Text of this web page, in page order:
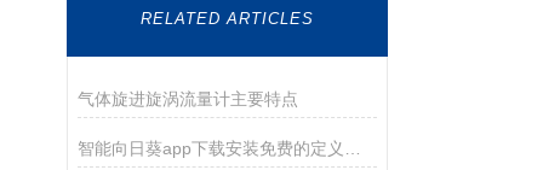
RELATED ARTICLES
气体旋进旋涡流量计主要特点